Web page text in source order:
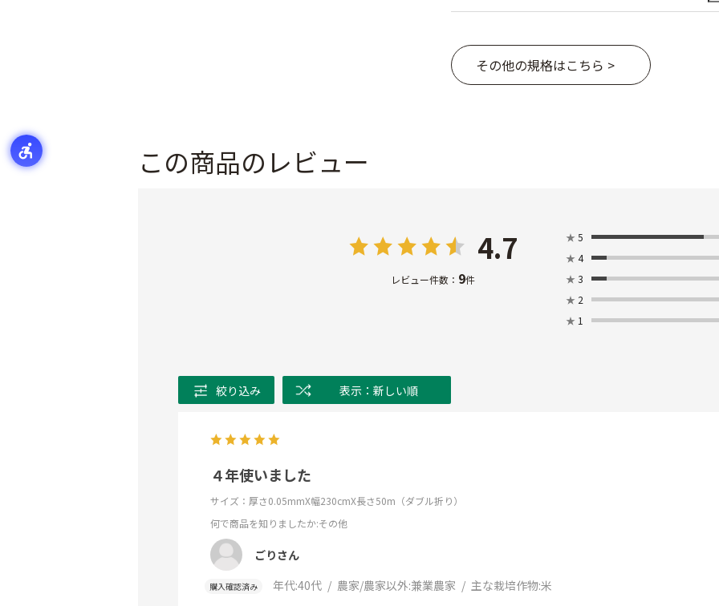
その他の規格はこちら >
この商品のレビュー
4.7
レビュー件数： 9件
★ 5
★ 4
★ 3
★ 2
★ 1
絞り込み 表示：新しい順
４年使いました
サイズ：厚さ0.05mmX幅230cmX長さ50m（ダブル折り）
何で商品を知りましたか:その他
ごりさん
購入確認済み 年代:40代 農家/農家以外:兼業農家 主な栽培作物:米